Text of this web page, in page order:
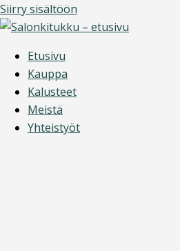
Siirry sisältöön
Etusivu
Kauppa
Kalusteet
Meistä
Yhteistyöt